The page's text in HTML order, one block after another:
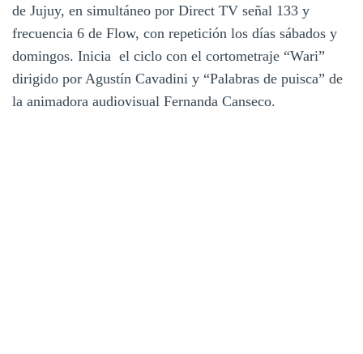
de Jujuy, en simultáneo por Direct TV señal 133 y
frecuencia 6 de Flow, con repetición los días sábados y
domingos. Inicia el ciclo con el cortometraje “Wari”
dirigido por Agustín Cavadini y “Palabras de puisca” de
la animadora audiovisual Fernanda Canseco.